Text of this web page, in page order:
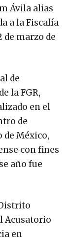
Ávila alias
a la Fiscalía
de marzo de
de
la FGR,
en el
de
de México,
con fines
año fue
Acusatorio
en